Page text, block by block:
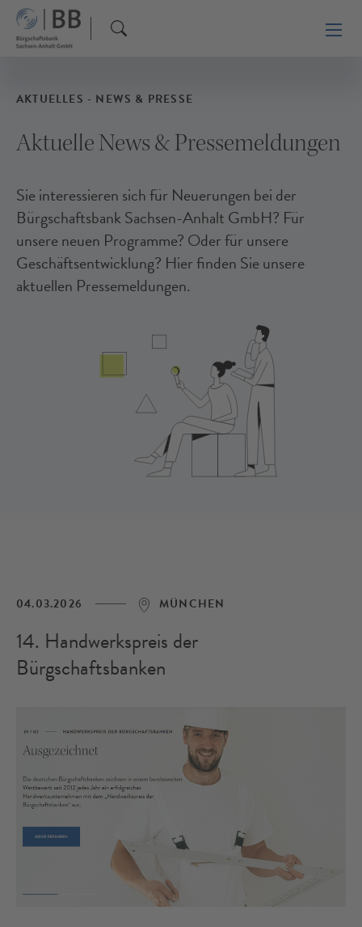
AKTUELLES - NEWS & PRESSE
Aktuelle News & Pressemeldungen
Sie interessieren sich für Neuerungen bei der
Bürgschaftsbank Sachsen-Anhalt GmbH? Für
unsere neuen Programme? Oder für unsere
Geschäftsentwicklung? Hier finden Sie unsere
aktuellen Pressemeldungen.
04.03.2026 MÜNCHEN
14. Handwerkspreis der
Bürgschaftsbanken